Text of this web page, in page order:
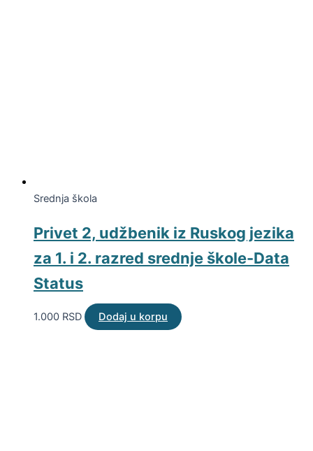
Srednja škola
Privet 2, udžbenik iz Ruskog jezika
za 1. i 2. razred srednje škole-Data
Status
1.000 RSD Dodaj u korpu